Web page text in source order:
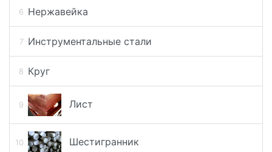
Нержавейка
Инструментальные стали
Круг
Лист
Шестигранник